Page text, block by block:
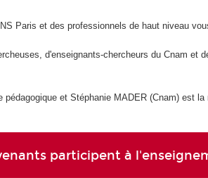
Paris et des professionnels de haut niveau
d'enseignants-chercheurs du Cnam et
et Stéphanie MADER (Cnam) est la
participent à